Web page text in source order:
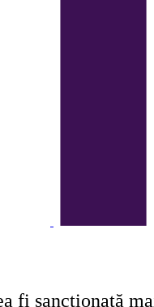
fi sancționată